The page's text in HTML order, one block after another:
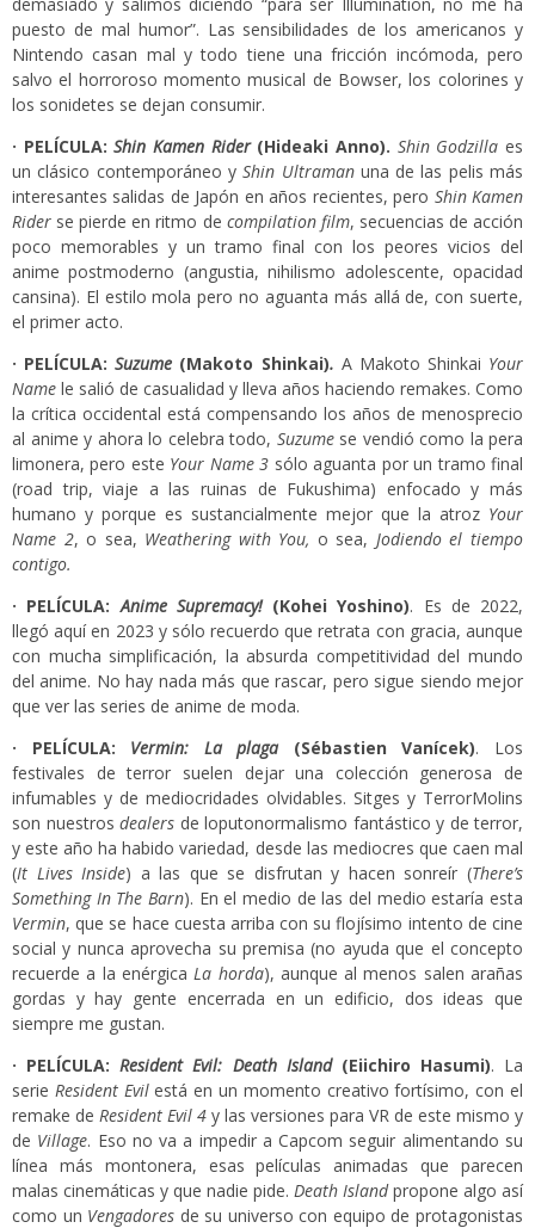
puesto de mal humor”. Las sensibilidades de los americanos y
Nintendo casan mal y todo tiene una fricción incómoda, pero
salvo el horroroso momento musical de Bowser, los colorines y
los sonidetes se dejan consumir.
· PELÍCULA: Shin Kamen Rider (Hideaki Anno). Shin Godzillaes
un clásico contemporáneo yShin Ultraman una de las pelis más
interesantes salidas de Japón en años recientes, pero Shin Kamen
Rider se pierde en ritmo de compilation film, secuencias de acción
poco memorables y un tramo final con los peores vicios del
anime postmoderno (angustia, nihilismo adolescente, opacidad
cansina). El estilo mola pero no aguanta más allá de, con suerte,
el primer acto.
· PELÍCULA: Suzume (Makoto Shinkai). A Makoto Shinkai Your
Name le salió de casualidad y lleva años haciendo remakes. Como
la crítica occidental está compensando los años de menosprecio
al anime y ahora lo celebra todo, Suzume se vendió como la pera
limonera, pero este Your Name 3 sólo aguanta por un tramo final
(road trip, viaje a las ruinas de Fukushima) enfocado y más
humano y porque es sustancialmente mejor que la atroz Your
Name 2, o sea, Weathering with You, o sea, Jodiendo el tiempo
contigo.
· PELÍCULA: Anime Supremacy! (Kohei Yoshino). Es de 2022,
llegó aquí en 2023 y sólo recuerdo que retrata con gracia, aunque
con mucha simplificación, la absurda competitividad del mundo
del anime. No hay nada más que rascar, pero sigue siendo mejor
que ver las series de anime de moda.
· PELÍCULA: Vermin: La plaga (Sébastien Vanícek). Los
festivales de terror suelen dejar una colección generosa de
infumables y de mediocridades olvidables. Sitges y TerrorMolins
son nuestros dealers de loputonormalismo fantástico y de terror,
y este año ha habido variedad, desde las mediocres que caen mal
(It Lives Inside) a las que se disfrutan y hacen sonreír (There’s
Something In The Barn). En el medio de las del medio estaría esta
Vermin, que se hace cuesta arriba con su flojísimo intento de cine
social y nunca aprovecha su premisa (no ayuda que el concepto
recuerde a la enérgica La horda), aunque al menos salen arañas
gordas y hay gente encerrada en un edificio, dos ideas que
siempre me gustan.
· PELÍCULA: Resident Evil: Death Island (Eiichiro Hasumi). La
serie Resident Evilestá en un momento creativo fortísimo, con el
remake de Resident Evil 4 y las versiones para VR de este mismo y
de Village. Eso no va a impedir a Capcom seguir alimentando su
línea más montonera, esas películas animadas que parecen
malas cinemáticas y que nadie pide. Death Islandpropone algo así
como un Vengadores de su universo con equipo de protagonistas